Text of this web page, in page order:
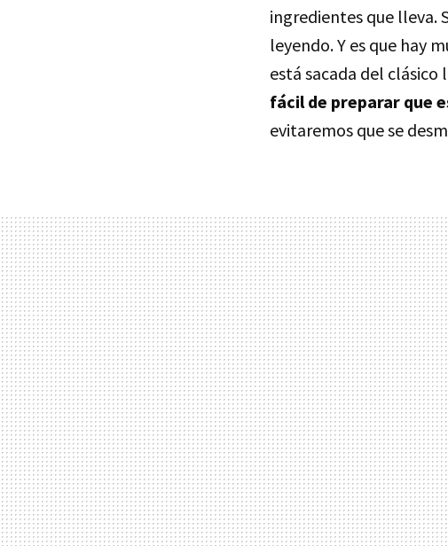
ingredientes que lleva.
leyendo. Y es que hay
está sacada del
fácil de preparar que
evitaremos que se